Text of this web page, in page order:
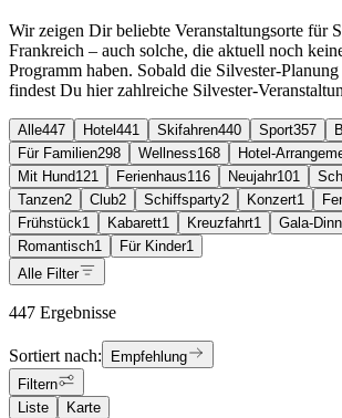
Wir zeigen Dir beliebte Veranstaltungsorte für
Frankreich – auch solche, die aktuell noch
Programm haben. Sobald die Silvester-Planung
findest Du hier zahlreiche Silvester-
Alle447 Hotel 441 Skifahren440 Sport357
Für Familien298 Wellness168 Hotel-
Mit Hund121 Ferienhaus116 Neujahr101
Tanzen2 Club2 Schiffsparty2 Konzert1
Frühstück1 Kabarett1 Kreuzfahrt1 Gala-
Romantisch1 Für Kinder1
Alle Filter
447 Ergebnisse
Sortiert nach:
Empfehlung
Filtern
Liste
Karte